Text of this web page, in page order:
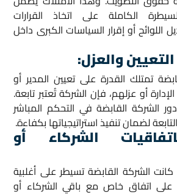
الكاملة على اتخاذ القرارات
اللوائح أو إقرار السياسات الكبرى داخل
والعزل:
تمتلك القدرة على تعيين المدير أو
أو عزلهم، فإن الشركة تُعتبر تابعة.
الشركة القابضة في التحكم المباشر
لضمان تنفيذ استراتيجياتها بكفاءة.
الشركاء أو
كانت الشركة القابضة تسيطر على أغلبية
على اتفاق خاص مع باقي الشركاء أو